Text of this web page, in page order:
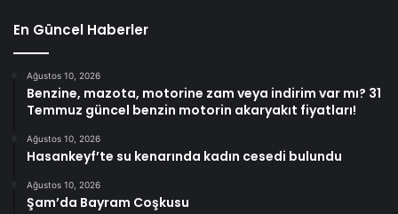
En Güncel Haberler
Ağustos 10, 2026
Benzine, mazota, motorine zam veya indirim var mı? 31
Temmuz güncel benzin motorin akaryakıt fiyatları!
Ağustos 10, 2026
Hasankeyf’te su kenarında kadın cesedi bulundu
Ağustos 10, 2026
Şam’da Bayram Coşkusu